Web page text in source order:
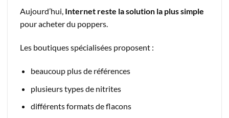
Aujourd’hui, Internet reste la solution la plus simple
pour acheter du poppers.
Les boutiques spécialisées proposent :
beaucoup plus de références
plusieurs types de nitrites
différents formats de flacons